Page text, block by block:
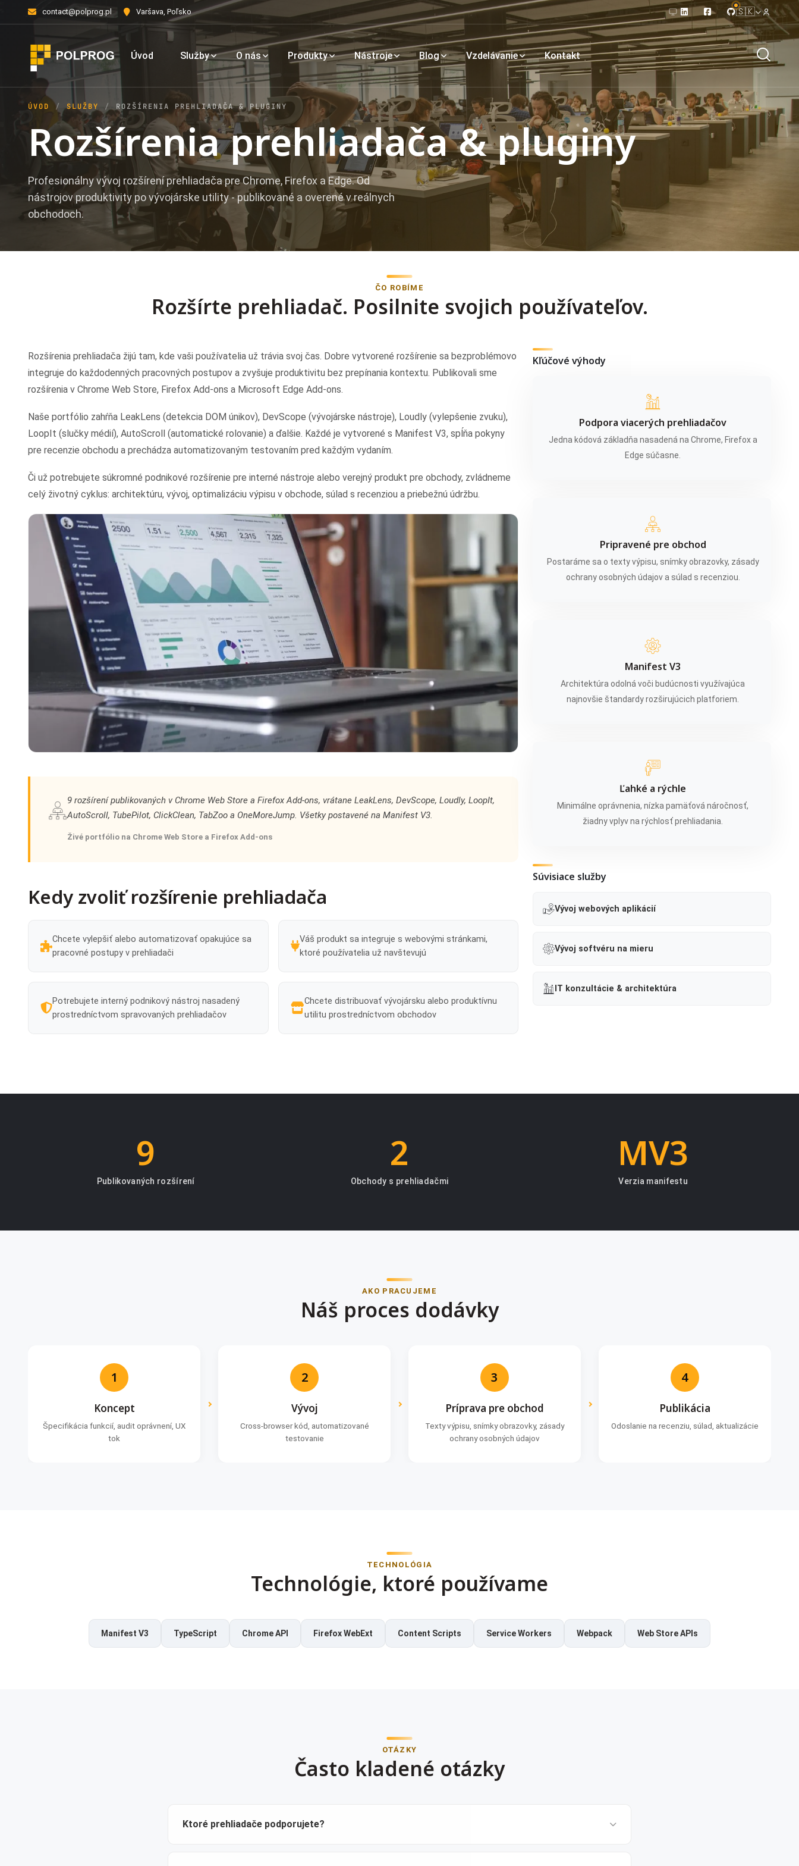
contact@polprog.pl Varšava, Poľsko 🇸🇰
Úvod Služby O nás Produkty Nástroje Blog Vzdelávanie Kontakt
Rozšírenia prehliadača & pluginy
Profesionálny vývoj rozšírení prehliadača pre Chrome, Firefox a Edge. Od
nástrojov produktivity po vývojárske utility - publikované a overené v reálnych
obchodoch.
ÚVOD SLUŽBY ROZŠÍRENIA PREHLIADAČA & PLUGINY
ČO ROBÍME
Rozšírte prehliadač. Posilnite svojich používateľov.
Rozšírenia prehliadača žijú tam, kde vaši používatelia už trávia svoj čas. Dobre vytvorené rozšírenie sa bezproblémovo
integruje do každodenných pracovných postupov a zvyšuje produktivitu bez prepínania kontextu. Publikovali sme
rozšírenia v Chrome Web Store, Firefox Add-ons a Microsoft Edge Add-ons.
Naše portfólio zahŕňa LeakLens (detekcia DOM únikov), DevScope (vývojárske nástroje), Loudly (vylepšenie zvuku),
LoopIt (slučky médií), AutoScroll (automatické rolovanie) a ďalšie. Každé je vytvorené s Manifest V3, spĺňa pokyny
pre recenzie obchodu a prechádza automatizovaným testovaním pred každým vydaním.
Či už potrebujete súkromné podnikové rozšírenie pre interné nástroje alebo verejný produkt pre obchody, zvládneme
celý životný cyklus: architektúru, vývoj, optimalizáciu výpisu v obchode, súlad s recenziou a priebežnú údržbu.
9 rozšírení publikovaných v Chrome Web Store a Firefox Add-ons, vrátane LeakLens, DevScope, Loudly, LoopIt,
AutoScroll, TubePilot, ClickClean, TabZoo a OneMoreJump. Všetky postavené na Manifest V3.
Živé portfólio na Chrome Web Store a Firefox Add-ons
Kedy zvoliť rozšírenie prehliadača
Chcete vylepšiť alebo automatizovať opakujúce sa
pracovné postupy v prehliadači
Váš produkt sa integruje s webovými stránkami,
ktoré používatelia už navštevujú
Potrebujete interný podnikový nástroj nasadený
prostredníctvom spravovaných prehliadačov
Chcete distribuovať vývojársku alebo produktívnu
utilitu prostredníctvom obchodov
Kľúčové výhody
Podpora viacerých prehliadačov
Jedna kódová základňa nasadená na Chrome, Firefox a
Edge súčasne.
Pripravené pre obchod
Postaráme sa o texty výpisu, snímky obrazovky, zásady
ochrany osobných údajov a súlad s recenziou.
Manifest V3
Architektúra odolná voči budúcnosti využívajúca
najnovšie štandardy rozširujúcich platforiem.
Ľahké a rýchle
Minimálne oprávnenia, nízka pamäťová náročnosť,
žiadny vplyv na rýchlosť prehliadania.
Súvisiace služby
Vývoj webových aplikácií
Vývoj softvéru na mieru
IT konzultácie & architektúra
9
Publikovaných rozšírení
2
Obchody s prehliadačmi
MV3
Verzia manifestu
AKO PRACUJEME
Náš proces dodávky
1
Koncept
Špecifikácia funkcií, audit oprávnení, UX
tok
2
Vývoj
Cross-browser kód, automatizované
testovanie
3
Príprava pre obchod
Texty výpisu, snímky obrazovky, zásady
ochrany osobných údajov
4
Publikácia
Odoslanie na recenziu, súlad, aktualizácie
TECHNOLÓGIA
Technológie, ktoré používame
Manifest V3 TypeScript Chrome API Firefox WebExt Content Scripts Service Workers Webpack Web Store APIs
OTÁZKY
Často kladené otázky
Ktoré prehliadače podporujete?